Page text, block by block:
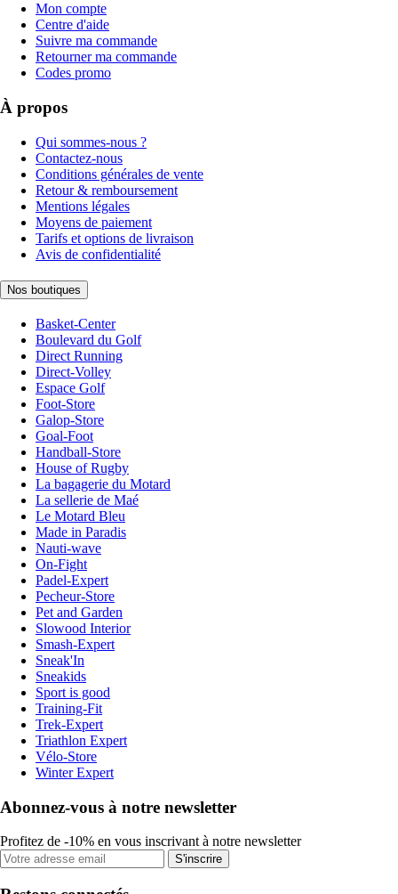
Mon compte
Centre d'aide
Suivre ma commande
Retourner ma commande
Codes promo
À propos
Qui sommes-nous ?
Contactez-nous
Conditions générales de vente
Retour & remboursement
Mentions légales
Moyens de paiement
Tarifs et options de livraison
Avis de confidentialité
Nos boutiques
Basket-Center
Boulevard du Golf
Direct Running
Direct-Volley
Espace Golf
Foot-Store
Galop-Store
Goal-Foot
Handball-Store
House of Rugby
La bagagerie du Motard
La sellerie de Maé
Le Motard Bleu
Made in Paradis
Nauti-wave
On-Fight
Padel-Expert
Pecheur-Store
Pet and Garden
Slowood Interior
Smash-Expert
Sneak'In
Sneakids
Sport is good
Training-Fit
Trek-Expert
Triathlon Expert
Vélo-Store
Winter Expert
Abonnez-vous à notre newsletter
Profitez de -10% en vous inscrivant à notre newsletter
S'inscrire